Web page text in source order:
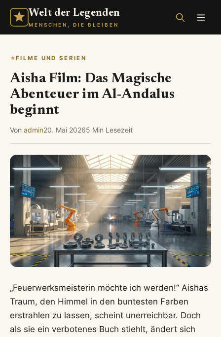
Welt der Legenden
MENSCHEN, DIE BLEIBEN
FILME UND SERIEN
Aisha Film: Das Magische
Abenteuer im Al-Andalus
beginnt
Von admin20. Mai 20265 Min Lesezeit
„Feuerwerksmeisterin möchte ich werden!“ Aishas
Traum, den Himmel in den buntesten Farben
erstrahlen zu lassen, scheint unerreichbar. Doch
als sie ein verbotenes Buch stiehlt, ändert sich